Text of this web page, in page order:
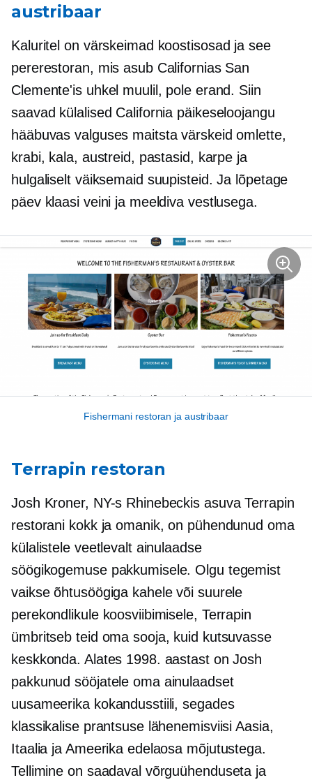
austribaar
Kaluritel on värskeimad koostisosad ja see
pererestoran, mis asub Californias San
Clemente'is uhkel muulil, pole erand. Siin
saavad külalised California päikeseloojangu
hääbuvas valguses maitsta värskeid omlette,
krabi, kala, austreid, pastasid, karpe ja
hulgaliselt väiksemaid suupisteid. Ja lõpetage
päev klaasi veini ja meeldiva vestlusega.
Fishermani restoran ja austribaar
Terrapin restoran
Josh Kroner, NY-s Rhinebeckis asuva Terrapin
restorani kokk ja omanik, on pühendunud oma
külalistele veetlevalt ainulaadse
söögikogemuse pakkumisele. Olgu tegemist
vaikse õhtusöögiga kahele või suurele
perekondlikule koosviibimisele, Terrapin
ümbritseb teid oma sooja, kuid kutsuvasse
keskkonda. Alates 1998. aastast on Josh
pakkunud sööjatele oma ainulaadset
uusameerika kokandusstiili, segades
klassikalise prantsuse lähenemisviisi Aasia,
Itaalia ja Ameerika edelaosa mõjutustega.
Tellimine on saadaval võrguühenduseta ja